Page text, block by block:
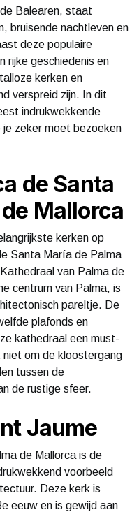
Balearen, staat
bruisende nachtleven en
deze populaire
rijke geschiedenis en
kerken en
verspreid zijn. In dit
indrukwekkende
je zeker moet bezoeken
de Santa
Mallorca
kerken op
Santa María de Palma
van Palma de
centrum van Palma, is
pareltje. De
plafonds en
kathedraal een must-
om de kloostergang
tussen de
de rustige sfeer.
Jaume
de Mallorca is de
voorbeeld
Deze kerk is
eeuw en is gewijd aan